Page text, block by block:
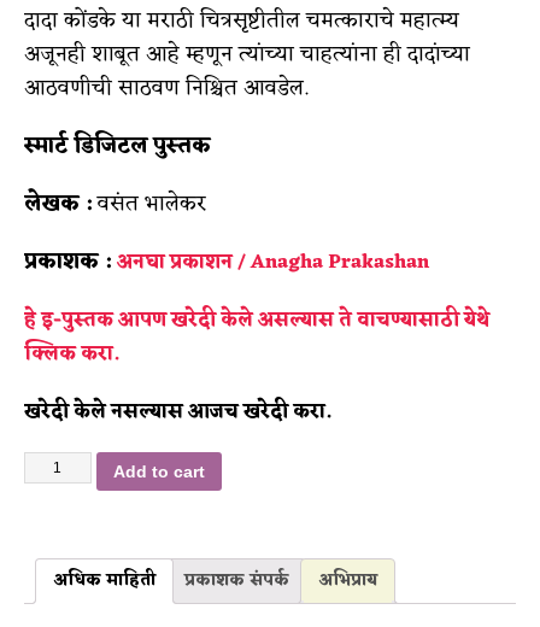
दादा कोंडके या मराठी चित्रसृष्टीतील चमत्काराचे महात्म्य
अजूनही शाबूत आहे म्हणून त्यांच्या चाहत्यांना ही दादांच्या
आठवणीची साठवण निश्चित आवडेल.
स्मार्ट डिजिटल पुस्तक
लेखक :वसंत भालेकर
प्रकाशक :अनघा प्रकाशन / Anagha Prakashan
हे इ-पुस्तक आपण खरेदी केले असल्यास ते वाचण्यासाठीयेथे
क्लिक करा.
खरेदी केले नसल्यास आजच खरेदी करा.
Add to cart
अधिक माहिती प्रकाशक संपर्क अभिप्राय